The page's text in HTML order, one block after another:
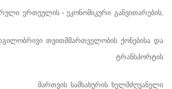
ერთეულის - ეკონომიკური განვითარების,
თვითმმართველობის ქონებისა და
ტრანსპორტის
მართვის სამსახურის ხელმძღვანელი